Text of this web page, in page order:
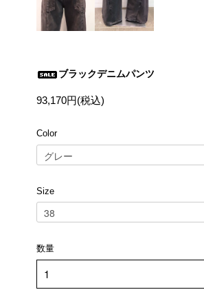
ブラックデニムパンツ
93,170円(税込)
Color
Size
数量